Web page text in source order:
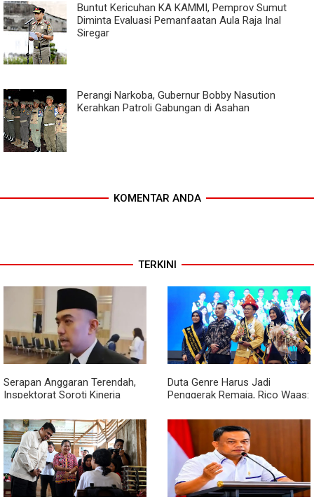
Buntut Kericuhan KA KAMMI, Pemprov Sumut
Diminta Evaluasi Pemanfaatan Aula Raja Inal
Siregar
Perangi Narkoba, Gubernur Bobby Nasution
Kerahkan Patroli Gabungan di Asahan
KOMENTAR ANDA
TERKINI
Serapan Anggaran Terendah,
Inspektorat Soroti Kinerja
Duta Genre Harus Jadi
Penggerak Remaja, Rico Waas:
Acara